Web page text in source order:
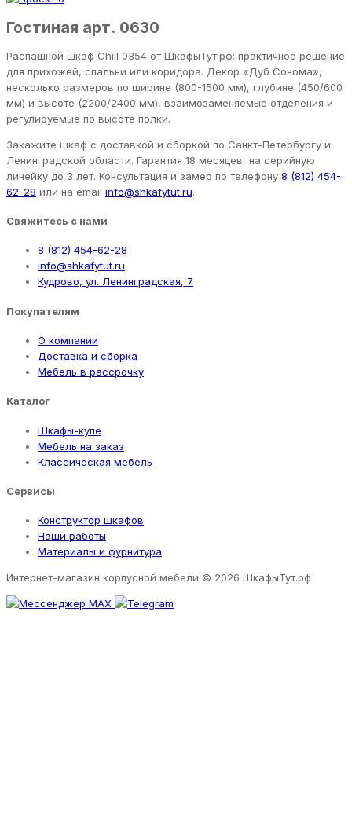
Гостиная арт. 0630
Распашной шкаф Chill 0354 от ШкафыТут.рф: практичное решение
для прихожей, спальни или коридора. Декор «Дуб Сонома»,
несколько размеров по ширине (800-1500 мм), глубине (450/600
мм) и высоте (2200/2400 мм), взаимозаменяемые отделения и
регулируемые по высоте полки.
Закажите шкаф с доставкой и сборкой по Санкт-Петербургу и
Ленинградской области. Гарантия 18 месяцев, на серийную
линейку до 3 лет. Консультация и замер по телефону 8 (812) 454-
62-28 или на email info@shkafytut.ru.
Свяжитесь с нами
8 (812) 454-62-28
info@shkafytut.ru
Кудрово, ул. Ленинградская, 7
Покупателям
О компании
Доставка и сборка
Мебель в рассрочку
Каталог
Шкафы-купе
Мебель на заказ
Классическая мебель
Сервисы
Конструктор шкафов
Наши работы
Материалы и фурнитура
Интернет-магазин корпусной мебели © 2026 ШкафыТут.рф